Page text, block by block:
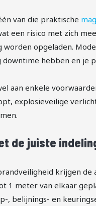
van die praktische
een risico met zich
opgeladen.
hebben en je
aan enkele
explosieveilige
de juiste
krijgen de
1 meter van elkaar
, belijnings- en